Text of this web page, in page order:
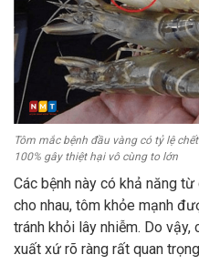
Tôm mắc bệnh đầu vàng có tỷ lệ
100% gây thiệt hại vô cùng to lớn
Các bệnh này có khả năng
cho nhau, tôm khỏe mạnh
tránh khỏi lây nhiễm. Do
xuất xứ rõ ràng rất quan